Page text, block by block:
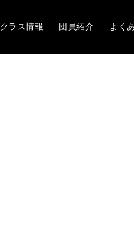
クラス情報 団員紹介 よく